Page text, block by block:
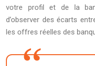
votre profil et de la
d’observer des écarts
les offres réelles des